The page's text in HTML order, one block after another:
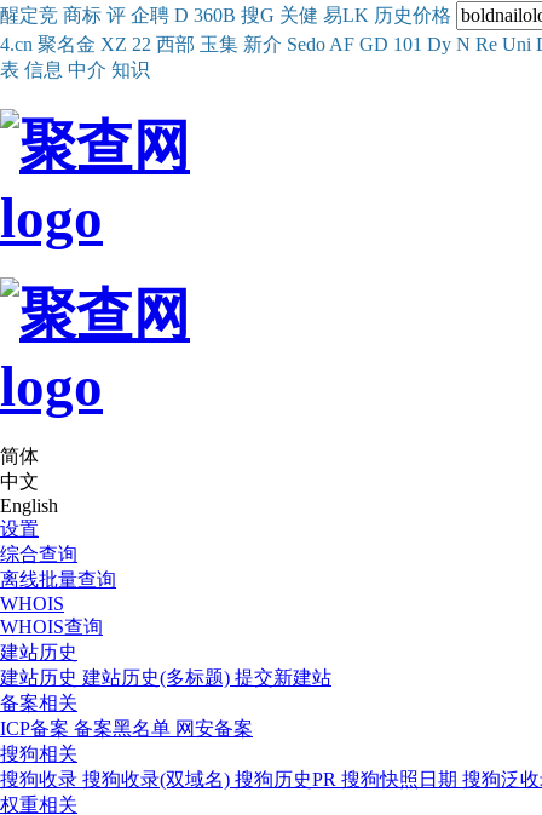
醒定竞 商标 评 企聘 D 360B 搜G 关健 易LK 历史价格
4.cn 聚名金 XZ 22 西部 玉集 新介 Sedo AF GD 101 Dy N Re Uni
表 信息 中介 知识